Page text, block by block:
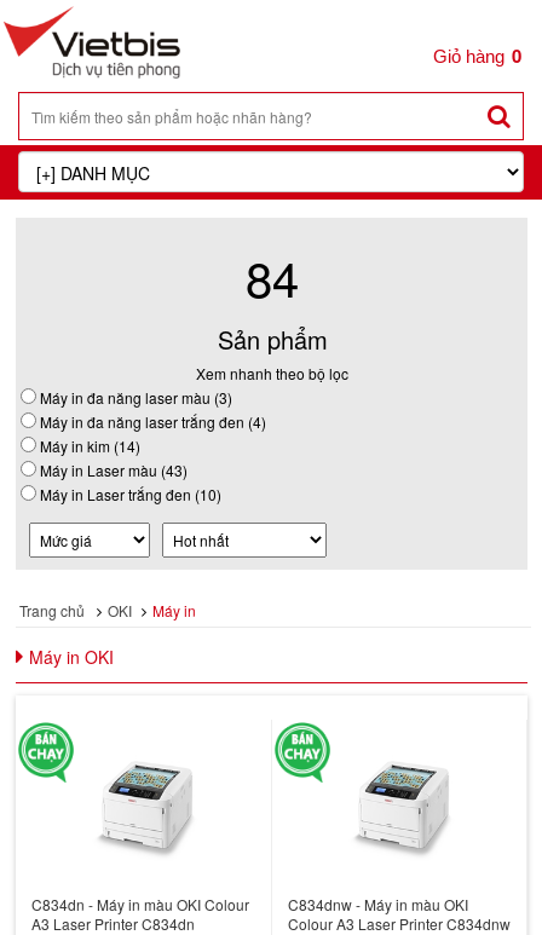
0
84
Sản phẩm
Xem nhanh theo bộ lọc
Máy in đa năng laser màu (3)
Máy in đa năng laser trắng đen (4)
Máy in kim (14)
Máy in Laser màu (43)
Máy in Laser trắng đen (10)
Trang chủ OKI Máy in
Máy in OKI
C834dn - Máy in màu OKI Colour
A3 Laser Printer C834dn
C834dnw - Máy in màu OKI
Colour A3 Laser Printer C834dnw